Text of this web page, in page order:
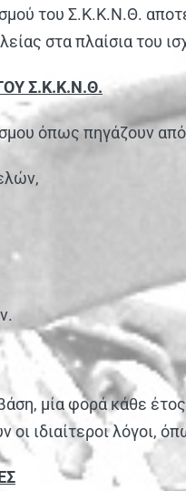
του Σ.Κ.Κ.Ν.Θ.
στα πλαίσια του
Σ.Κ.Κ.Ν.Θ.
όπως πηγάζουν από
μία φορά κάθε
ιδιαίτεροι λόγοι,